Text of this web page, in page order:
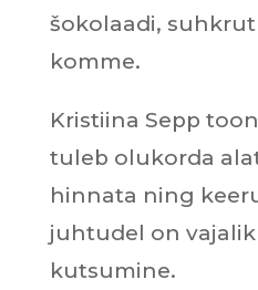
šokolaadi,
komme.
Kristiina Sepp
tuleb olukorda
hinnata ning
juhtudel on vajalik
kutsumine.